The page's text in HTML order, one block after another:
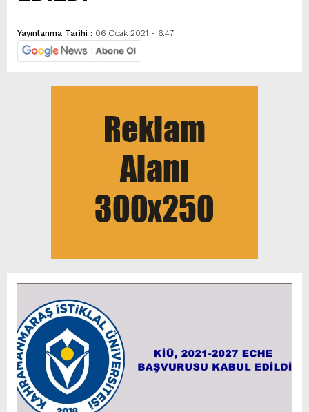
Yayınlanma Tarihi : 06 Ocak 2021 - 6:47